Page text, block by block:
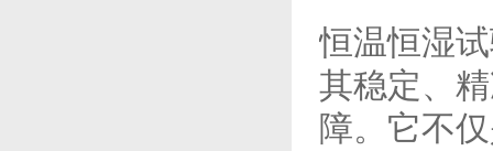
恒温恒湿
其稳定、
障。它不